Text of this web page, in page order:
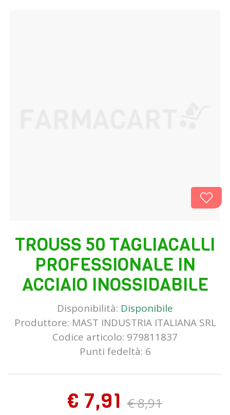
TROUSS 50 TAGLIACALLI
PROFESSIONALE IN
ACCIAIO INOSSIDABILE
Disponibilità: Disponibile
Produttore: MAST INDUSTRIA ITALIANA SRL
Codice articolo: 979811837
Punti fedeltà: 6
€ 7,91 € 8,91